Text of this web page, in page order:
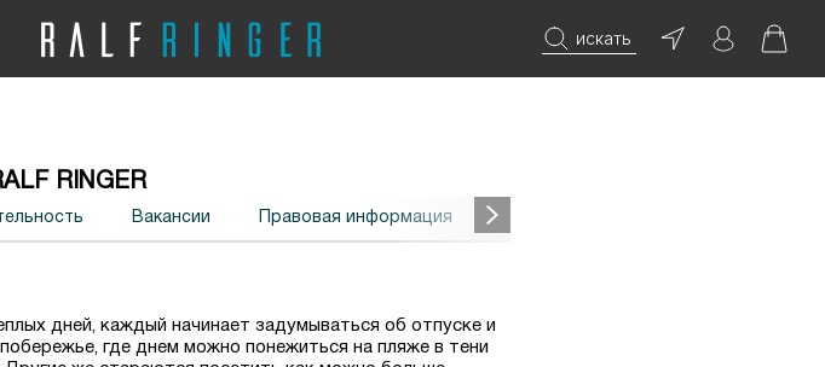
искать
RINGER
Вакансии Правовая информация
дней, каждый начинает задумываться об отпуске и
где днем можно понежиться на пляже в тени